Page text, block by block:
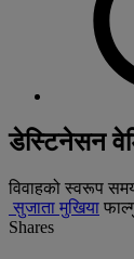
डेस्टिनेसन
विवाहको स्वरूप
सुजाता मुखिया
Shares